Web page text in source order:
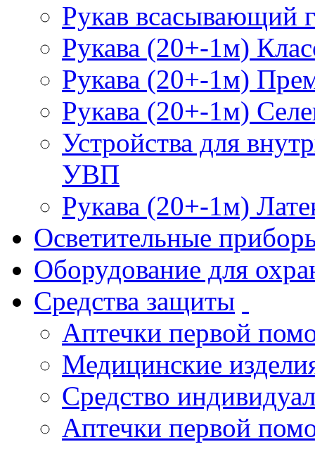
Рукав всасывающий
Рукава (20+-1м)
Рукава (20+-1м)
Рукава (20+-1м)
Устройства для
УВП
Рукава (20+-1м)
Осветительные
Оборудование для
Средства защиты
Аптечки первой
Медицинские
Средство
Аптечки первой